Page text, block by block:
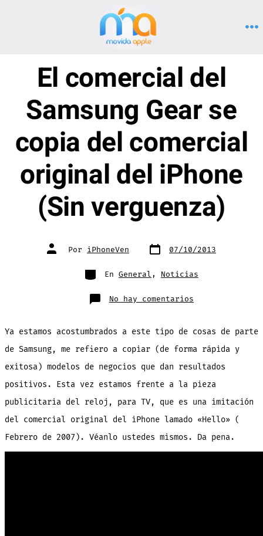
El comercial del
Samsung Gear se
copia del comercial
original del iPhone
(Sin verguenza)
Autor
de Por iPhoneVen Fecha
de 07/10/2013
Categorías
En General , Noticias
No hay comentarios
El
Samsung
Gear
copia
del
comercial
original
iPhone
(Sin
verguenza)
Ya estamos acostumbrados a este tipo de cosas de parte
de Samsung, me refiero a copiar (de forma rápida y
exitosa) modelos de negocios que dan resultados
positivos. Esta vez estamos frente a la pieza
publicitaria del reloj, para TV, que es una imitación
del comercial original del iPhone lamado «Hello» (
Febrero de 2007). Véanlo ustedes mismos. Da pena.